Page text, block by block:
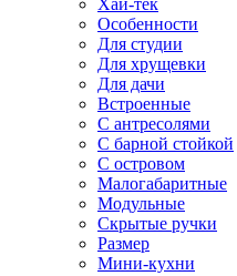
Хай-тек
Особенности
Для студии
Для хрущевки
Для дачи
Встроенные
С антресолями
С барной стойкой
С островом
Малогабаритные
Модульные
Скрытые ручки
Размер
Мини-кухни